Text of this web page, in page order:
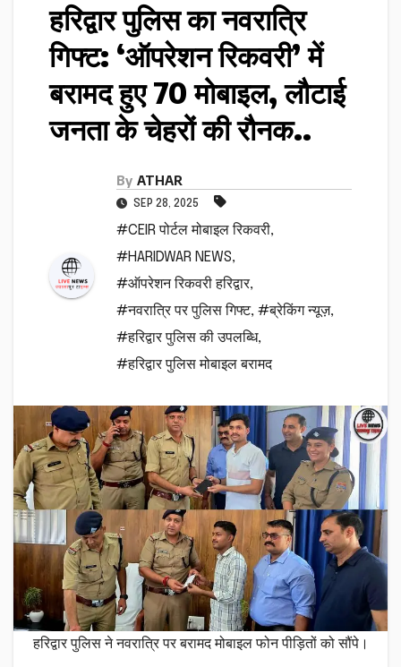
हरिद्वार पुलिस का नवरात्रि
गिफ्ट: ‘ऑपरेशन रिकवरी’ में
बरामद हुए 70 मोबाइल, लौटाई
जनता के चेहरों की रौनक..
By ATHAR
SEP 28, 2025
#CEIR पोर्टल मोबाइल रिकवरी,
#HARIDWAR NEWS,
#ऑपरेशन रिकवरी हरिद्वार,
#नवरात्रि पर पुलिस गिफ्ट, #ब्रेकिंग न्यूज़,
#हरिद्वार पुलिस की उपलब्धि,
#हरिद्वार पुलिस मोबाइल बरामद
हरिद्वार पुलिस ने नवरात्रि पर बरामद मोबाइल फोन पीड़ितों को सौंपे।